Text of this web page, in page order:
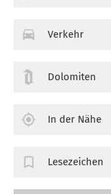
Verkehr
Dolomiten
In der Nähe
Lesezeichen